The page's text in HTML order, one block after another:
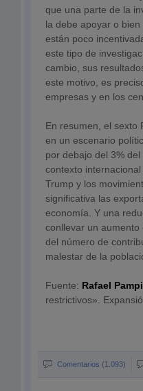
que una parte de la
la debe apoyar o
están poco
este tipo de
cambio, sus
este motivo, es
empresas y en los
En resumen, el sexto
en un escenario
por debajo del 3%
contexto
Trump y los
significativa las
economía. Y una
conllevar un
del número de
malestar de la
Fuente: Rafael
restrictivos».
Comentarios (1.093)